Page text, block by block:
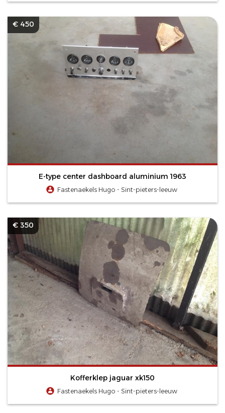
€ 450
E-type center dashboard aluminium 1963
Fastenaekels Hugo - Sint-pieters-leeuw
€ 350
Kofferklep jaguar xk150
Fastenaekels Hugo - Sint-pieters-leeuw